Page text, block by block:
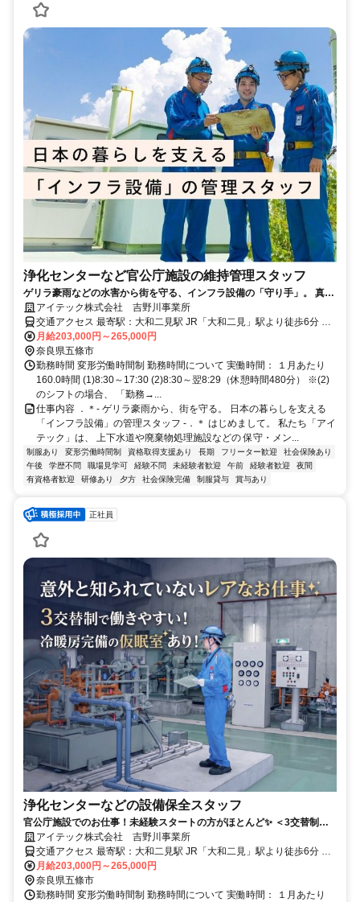
浄化センターなど官公庁施設の維持管理スタッフ
ゲリラ豪雨などの水害から街を守る、インフラ設備の「守り手」。 真剣
に仕事に向き合うあなたに「資格」と「安定」を。
アイテック株式会社 吉野川事業所
交通アクセス 最寄駅：大和二見駅 JR「大和二見」駅より徒歩6分 ※
車通勤OK
月給203,000円～265,000円
奈良県五條市
勤務時間 変形労働時間制 勤務時間について 実働時間： １月あたり
160.0時間 (1)8:30～17:30 (2)8:30～翌8:29（休憩時間480分） ※(2)
のシフトの場合、 「勤務→...
仕事内容 ．＊- ゲリラ豪雨から、街を守る。 日本の暮らしを支える
「インフラ設備」の管理スタッフ -．＊ はじめまして。 私たち「アイ
テック」は、 上下水道や廃棄物処理施設などの 保守・メン...
制服あり 変形労働時間制 資格取得支援あり 長期 フリーター歓迎
社会保険あり
午後
学歴不問 職場見学可 経験不問 未経験者歓迎 午前 経験者歓迎
夜間
有資格者歓迎
研修あり 夕方 社会保険完備 制服貸与 賞与あり
正社員
浄化センターなどの設備保全スタッフ
官公庁施設でのお仕事！未経験スタートの方がほとんど✨️ ＜3交替制は3
日に1度の勤務スタイル＞未経験から手に職をつけませんか？
アイテック株式会社 吉野川事業所
交通アクセス 最寄駅：大和二見駅 JR「大和二見」駅より徒歩6分 ※
車通勤OK
月給203,000円～265,000円
奈良県五條市
勤務時間 変形労働時間制 勤務時間について 実働時間： １月あたり